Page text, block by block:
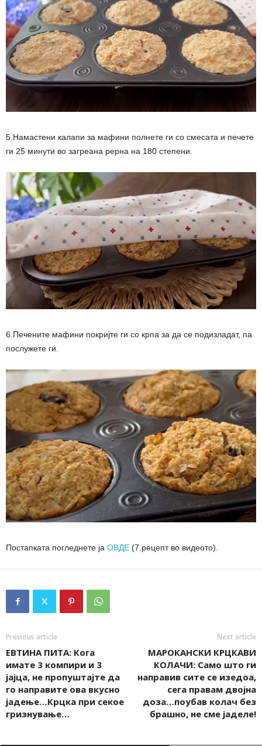
5.Намастени калапи за мафини полнете ги со смесата и печете
ги 25 минути во загреана рерна на 180 степени.
6.Печените мафини покријте ги со крпа за да се подизладат, па
послужете ги.
Постапката погледнете ја ОВДЕ (7.рецепт во видеото).
Previous article
ЕВТИНА ПИТА: Кога
имате 3 компири и 3
јајца, не пропуштајте да
го направите ова вкусно
јадење…Крцка при секое
гризнување…
Next article
МАРОКАНСКИ КРЦКАВИ
КОЛАЧИ: Само што ги
направив сите се изедоа,
сега правам двојна
доза…поубав колач без
брашно, не сме јаделе!